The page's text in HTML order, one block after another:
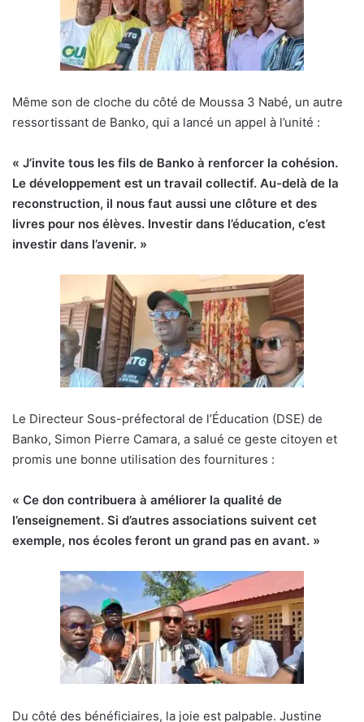
Même son de cloche du côté de Moussa 3 Nabé, un autre
ressortissant de Banko, qui a lancé un appel à l’unité :
« J’invite tous les fils de Banko à renforcer la cohésion.
Le développement est un travail collectif. Au-delà de la
reconstruction, il nous faut aussi une clôture et des
livres pour nos élèves. Investir dans l’éducation, c’est
investir dans l’avenir. »
Le Directeur Sous-préfectoral de l’Éducation (DSE) de
Banko, Simon Pierre Camara, a salué ce geste citoyen et
promis une bonne utilisation des fournitures :
« Ce don contribuera à améliorer la qualité de
l’enseignement. Si d’autres associations suivent cet
exemple, nos écoles feront un grand pas en avant. »
Du côté des bénéficiaires, la joie est palpable. Justine